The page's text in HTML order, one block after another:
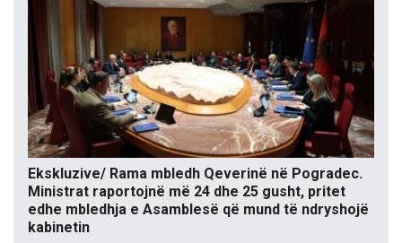
Ekskluzive/ Rama mbledh Qeverinë në Pogradec.
Ministrat raportojnë më 24 dhe 25 gusht, pritet
edhe mbledhja e Asamblesë që mund të ndryshojë
kabinetin